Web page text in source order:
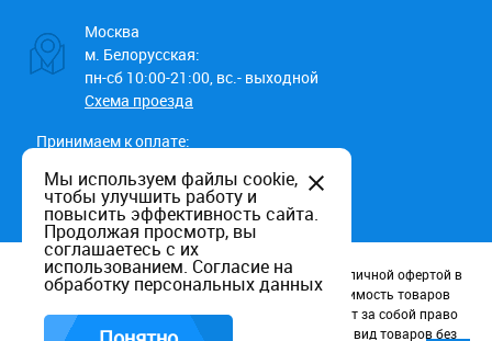
Москва
м. Белорусская:
пн-сб 10:00-21:00, вс.- выходной
Схема проезда
Принимаем к оплате:
Данный информационный ресурс не является публичной офертой в
соотв. со статьей 437 (п.2) ГК РФ. Наличие и стоимость товаров
уточняйте по телефону. Производители оставляют за собой право
изменять технические характеристики и внешний вид товаров без
Мы используем файлы cookie,
чтобы улучшить работу и
повысить эффективность сайта.
Продолжая просмотр, вы
соглашаетесь с их
использованием. Согласие на
обработку персональных данных